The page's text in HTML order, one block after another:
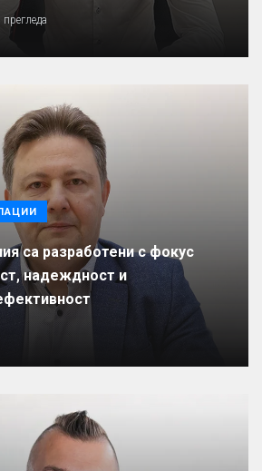
са разработени с фокус
надеждност и